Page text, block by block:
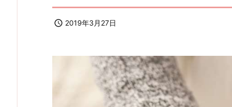
 2019年3月27日